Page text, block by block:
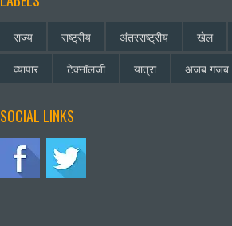
राज्य राष्ट्रीय अंतरराष्ट्रीय खेल
व्यापार
टेक्नॉलजी यात्रा अजब गजब
SOCIAL LINKS